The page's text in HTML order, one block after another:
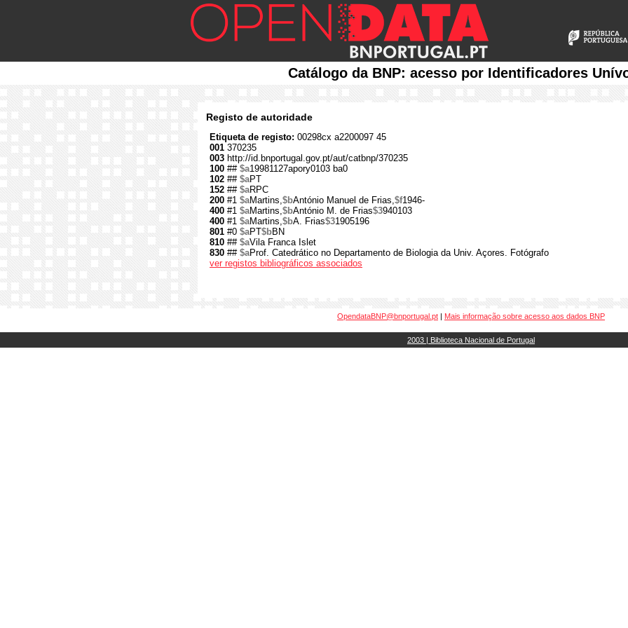
Catálogo da BNP: acesso por Identificadores
Registo de autoridade
Etiqueta de registo: 00298cx a2200097 45
001 370235
003 http://id.bnportugal.gov.pt/aut/catbnp/370235
100 ## $a19981127apory0103 ba0
102 ## $aPT
152 ## $aRPC
200 #1 $aMartins,$bAntónio Manuel de Frias,$f1946-
400 #1 $aMartins,$bAntónio M. de Frias$3940103
400 #1 $aMartins,$bA. Frias$31905196
801 #0 $aPT$bBN
810 ## $aVila Franca Islet
830 ## $aProf. Catedrático no Departamento de Biologia da Univ. Açores. Fotógrafo
ver registos bibliográficos associados
OpendataBNP@bnportugal.pt | Mais informação sobre acesso aos dados BNP
2003 | Biblioteca Nacional de Portugal